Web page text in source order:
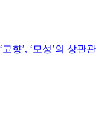
향’, ‘모성’의 상관관